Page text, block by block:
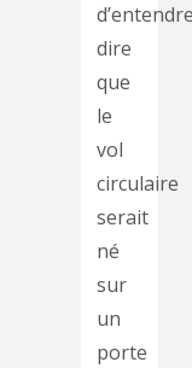
dire
que
le
vol
circulaire
serait
né
sur
un
porte